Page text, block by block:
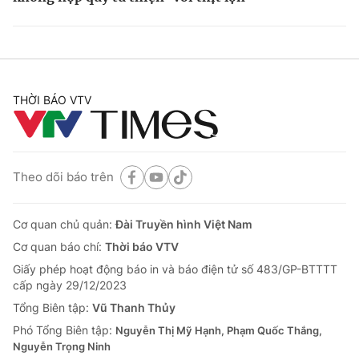
THỜI BÁO VTV
Theo dõi báo trên
Cơ quan chủ quản:Đài Truyền hình Việt Nam
Cơ quan báo chí: Thời báo VTV
Giấy phép hoạt động báo in và báo điện tử số 483/GP-BTTTT
cấp ngày 29/12/2023
Tổng Biên tập: Vũ Thanh Thủy
Phó Tổng Biên tập: Nguyễn Thị Mỹ Hạnh, Phạm Quốc Thắng,
Nguyễn Trọng Ninh